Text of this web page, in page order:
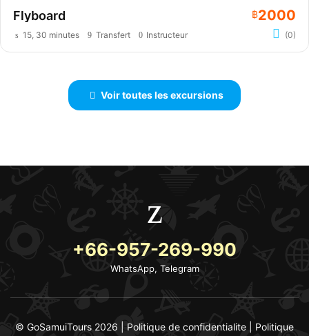
Flyboard ฿2000
15, 30 minutes Transfert Instructeur (0)
Voir toutes les excursions
+66-957-269-990
WhatsApp, Telegram
© GoSamuiTours 2026 | Politique de confidentialite Politique